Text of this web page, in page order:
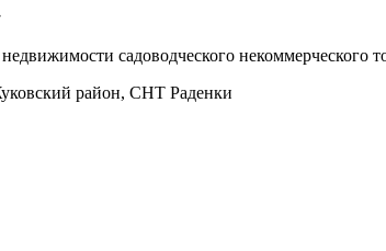
садоводческого некоммерческого
район, СНТ Раденки